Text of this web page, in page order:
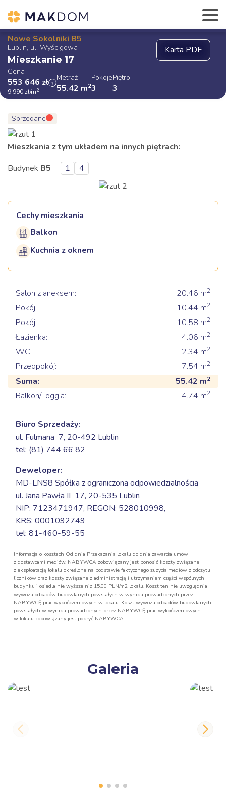
Nowe Sokolniki B5
Lublin, ul. Wyścigowa
Mieszkanie 17
Cena
553 646 zł
9 990zł/m2
Metraż
55.42 m2
Pokoje
3
Piętro
3
Sprzedane
Mieszkania z tym układem na innych piętrach:
Budynek B5 1 4
Cechy mieszkania
Balkon
Kuchnia z oknem
Salon z aneksem: 20.46 m2
Pokój: 10.44 m2
Pokój: 10.58 m2
Łazienka: 4.06 m2
WC: 2.34 m2
Przedpokój: 7.54 m2
Suma: 55.42 m2
Balkon/Loggia: 4.74 m2
Biuro Sprzedaży:
ul. Fulmana 7, 20-492 Lublin
tel: (81) 744 66 82
Deweloper:
MD-LNS8 Spółka z ograniczoną odpowiedzialnością
ul. Jana Pawła II 17, 20-535 Lublin
NIP: 7123471947, REGON: 528010998,
KRS: 0001092749
tel: 81-460-59-55
Informacja o kosztach Od dnia Przekazania lokalu do dnia zawarcia umów
z dostawcami mediów, NABYWCA zobowiązany jest ponosić koszty związane
z eksploatacją lokalu określone na podstawie faktycznego zużycia mediów z odczytu
liczników oraz koszty związane z administracją i utrzymaniem części wspólnych
budynku i osiedla nie wyższe niż 15,00 PLN/m2 lokalu. Koszt ten nie uwzględnia
wywozu odpadów budowlanych powstałych w wyniku prowadzonych przez
NABYWCĘ prac wykończeniowych w lokalu. Koszt wywozu odpadów budowlanych
powstałych w wyniku prowadzonych przez NABYWCĘ prac wykończeniowych
w lokalu zobowiązany jest pokryć NABYWCA.
Galeria